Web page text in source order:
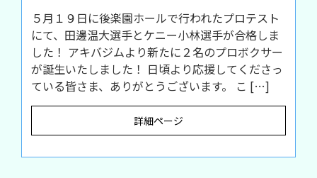
５月１９日に後楽園ホールで行われたプロテスト
にて、田邊温大選手とケニー小林選手が合格しま
した！ アキバジムより新たに２名のプロボクサー
が誕生いたしました！ 日頃より応援してくださっ
ている皆さま、ありがとうございます。 こ […]
詳細ページ